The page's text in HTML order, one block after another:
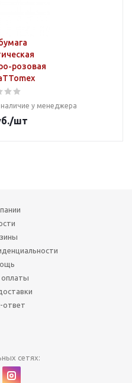
розовая
у менеджера
/шт
оплаты
ответ
сетях: